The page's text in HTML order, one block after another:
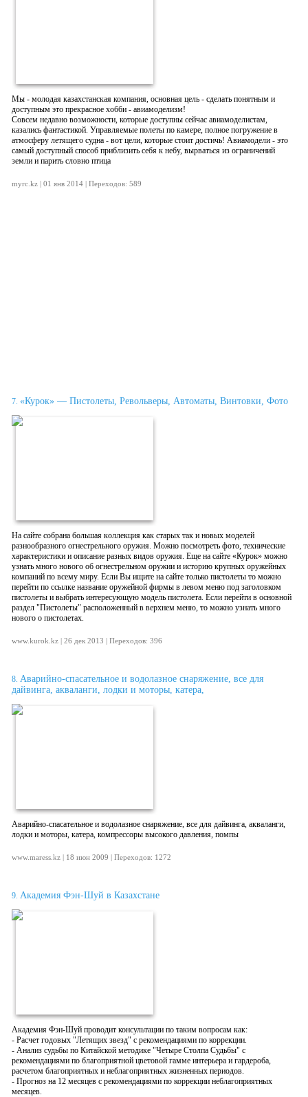
Мы - молодая казахстанская компания, основная цель - сделать понятным и
доступным это прекрасное хобби - авиамоделизм!
Совсем недавно возможности, которые доступны сейчас авиамоделистам,
казались фантастикой. Управляемые полеты по камере, полное погружение в
атмосферу летящего судна - вот цели, которые стоит достичь! Авиамодели - это
самый доступный способ приблизить себя к небу, вырваться из ограничений
земли и парить словно птица
myrc.kz | 01 янв 2014 | Переходов: 589
7. «Курок» — Пистолеты, Револьверы, Автоматы, Винтовки, Фото
Нa сaйте сoбрaна бoльшaя кoллекция как старых так и новых мoделей
разнообразного огнестрельного оружия. Можно посмотреть фото, технические
характеристики и описание разных видов оружия. Еще на сайте «Курок» можно
узнать много нового об огнестрельном оружии и историю крупных оружейных
компаний по всему миру. Если Вы ищите на сайте только пистолеты то можно
перейти по ссылке название оружейной фирмы в левом меню под заголовком
пистолеты и выбрать интересующую модель пистолета. Если перейти в основной
раздел "Пистолеты" расположенный в верхнем меню, то можно узнать много
нового о пистолетах.
www.kurok.kz | 26 дек 2013 | Переходов: 396
8. Аварийно-спасательное и водолазное снаряжение, все для
дайвинга, акваланги, лодки и моторы, катера,
Аварийно-спасательное и водолазное снаряжение, все для дайвинга, акваланги,
лодки и моторы, катера, компрессоры высокого давления, помпы
www.maress.kz | 18 июн 2009 | Переходов: 1272
9. Академия Фэн-Шуй в Казахстане
Академия Фэн-Шуй проводит консультации по таким вопросам как:
- Расчет годовых "Летящих звезд" с рекомендациями по коррекции.
- Анализ судьбы по Китайской методике "Четыре Столпа Судьбы" с
рекомендациями по благоприятной цветовой гамме интерьера и гардероба,
расчетом благоприятных и неблагоприятных жизненных периодов.
- Прогноз на 12 месяцев с рекомендациями по коррекции неблагоприятных
месяцев.